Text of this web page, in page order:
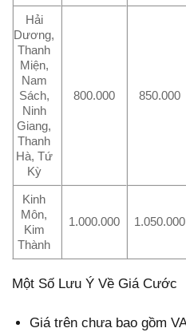
Hải
Dương,
Thanh
Miện,
Nam
Sách,
Ninh
Giang,
Thanh
Hà, Tứ
Kỳ
800.000 850.000
Kinh
Môn,
Kim
Thành
1.000.000 1.050.000
Một Số Lưu Ý Về Giá Cước
Giá trên chưa bao gồm